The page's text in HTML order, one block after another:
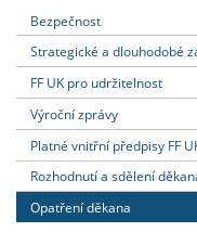
Bezpečnost
Strategické a dlouhodobé
FF UK pro udržitelnost
Výroční zprávy
Platné vnitřní předpisy FF
Rozhodnutí a sdělení
Opatření děkana